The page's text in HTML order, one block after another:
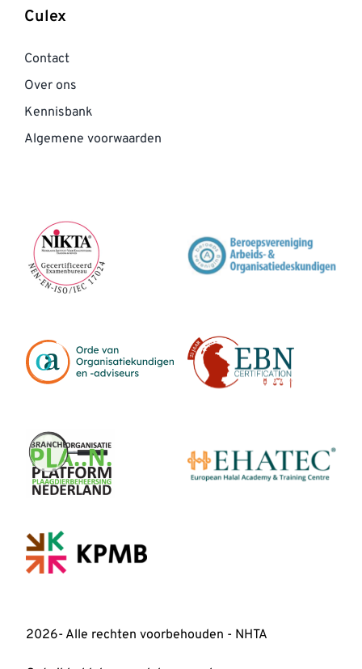
Culex
Contact
Over ons
Kennisbank
Algemene voorwaarden
2026- Alle rechten voorbehouden - NHTA